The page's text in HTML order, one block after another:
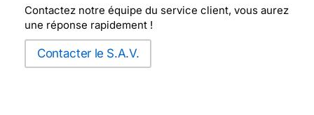
Contactez notre équipe du service client, vous aurez
une réponse rapidement !
Contacter le S.A.V.